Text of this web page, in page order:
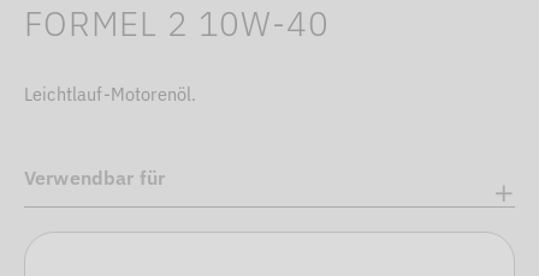
FORMEL 2 10W-40
Leichtlauf-Motorenöl.
Verwendbar für